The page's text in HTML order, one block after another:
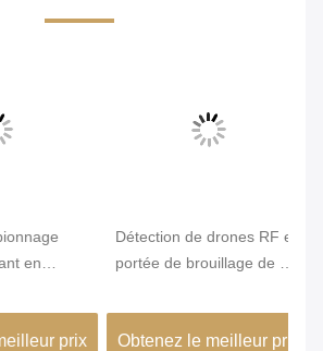
prix
Détection de drones RF et
portée de brouillage de 1-2
Obtenez le meilleur prix